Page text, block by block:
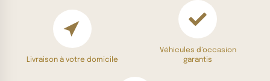
Livraison à votre domicile
Véhicules d’occasion
garantis